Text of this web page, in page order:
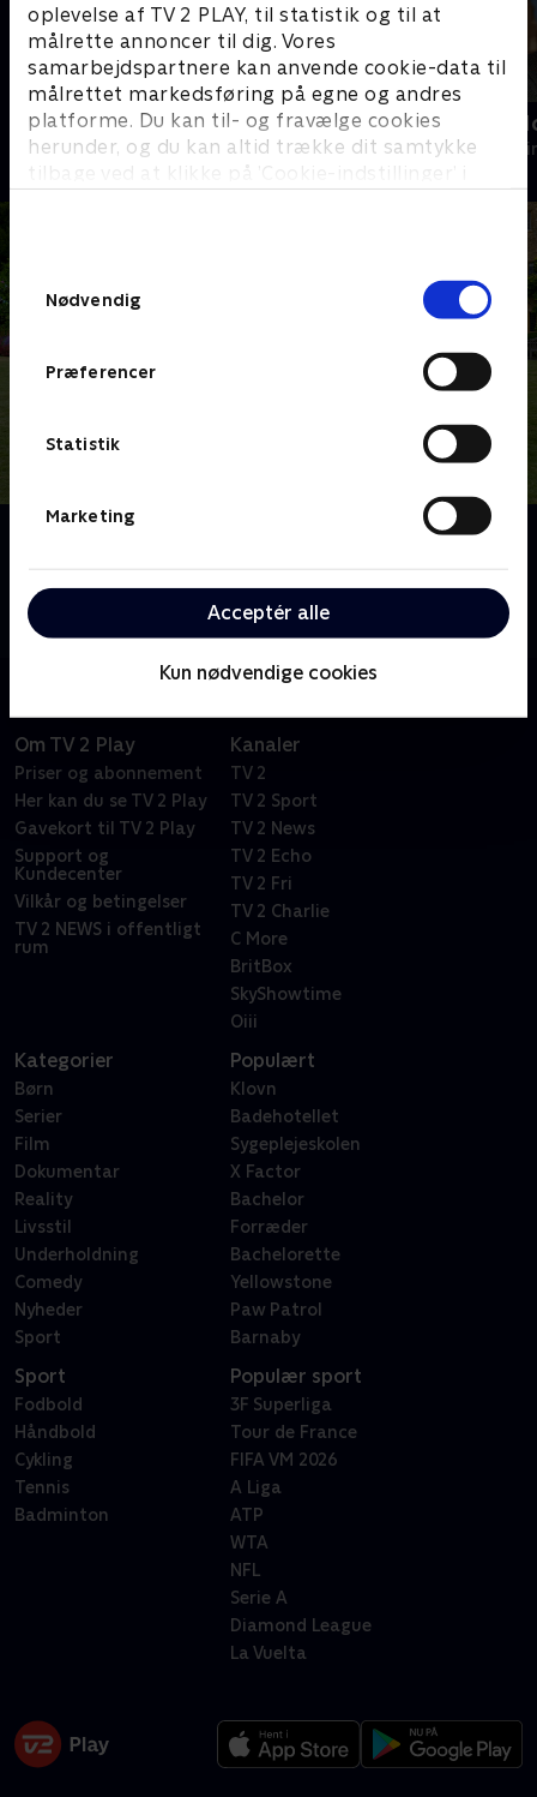
oplevelse af TV 2 PLAY, til statistik og til at
målrette annoncer til dig. Vores
samarbejdspartnere kan anvende cookie-data til
målrettet markedsføring på egne og andres
platforme. Du kan til- og fravælge cookies
herunder, og du kan altid trække dit samtykke
tilbage ved at klikke på ’Cookie-indstillinger’ i
Nødvendig
Præferencer
Statistik
Marketing
Acceptér alle
Kun nødvendige cookies
Mord på Mallorca
Krimi & Spænding • 2 sæsoner
Inspector
Krimi &
opklare forbrydelser. Med hjælp fra en broget flok
efterforsker han forbrydelser for at redde sjæle.
Om TV 2 Play
Priser og abonnement
Her kan du se TV 2 Play
Gavekort til TV 2 Play
Support og
Kundecenter
Vilkår og betingelser
TV 2 NEWS i offentligt
rum
Kanaler
TV 2
TV 2 Sport
TV 2 News
TV 2 Echo
TV 2 Fri
TV 2 Charlie
C More
BritBox
SkyShowtime
Oiii
Kategorier
Børn
Serier
Film
Dokumentar
Reality
Livsstil
Underholdning
Comedy
Nyheder
Sport
Populært
Klovn
Badehotellet
Sygeplejeskolen
X Factor
Bachelor
Forræder
Bachelorette
Yellowstone
Paw Patrol
Barnaby
Sport
Fodbold
Håndbold
Cykling
Tennis
Badminton
Populær sport
3F Superliga
Tour de France
FIFA VM 2026
A Liga
ATP
WTA
NFL
Serie A
Diamond League
La Vuelta